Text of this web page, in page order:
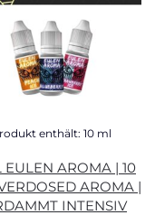
enthält: 10 ml
EULEN AROMA | 10
AROMA |
INTENSIV